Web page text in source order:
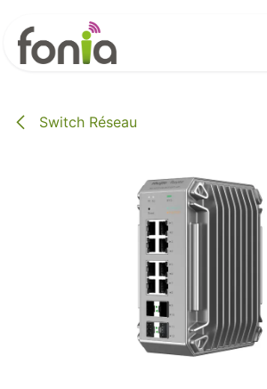
Switch Réseau